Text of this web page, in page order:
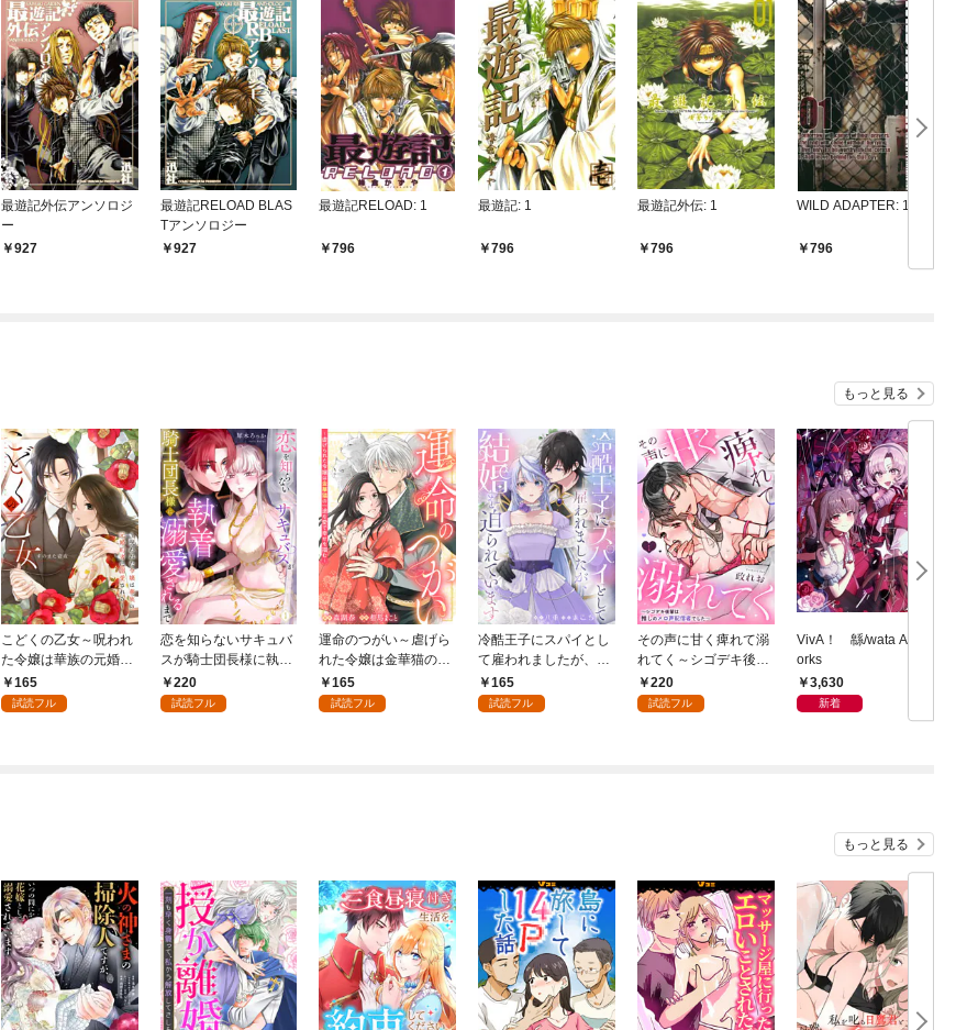
最遊記外伝アンソロジ
ー
927
最遊記RELOAD BLAS
Tアンソロジー
927
最遊記RELOAD: 1
796
最遊記: 1
796
最遊記外伝: 1
796
WILD ADAPTER: 1
796
もっと見る
こどくの乙女～呪われ
た令嬢は華族の元婚約
者に溺愛される～: 1
165
試読フル
恋を知らないサキュバ
スが騎士団長様に執着
溺愛されるまで: 1
220
試読フル
運命のつがい～虐げら
れた令嬢は金華猫の一
途な愛で幸せを掴む～:
1
165
試読フル
冷酷王子にスパイとし
て雇われましたが、結
婚を迫られています: 1
165
試読フル
その声に甘く痺れて溺
れてく～シゴデキ後輩
は推しのメロ声配信者
でした～: 1
220
試読フル
VivA！ 緜/wata Art W
orks
3,630
新着
もっと見る